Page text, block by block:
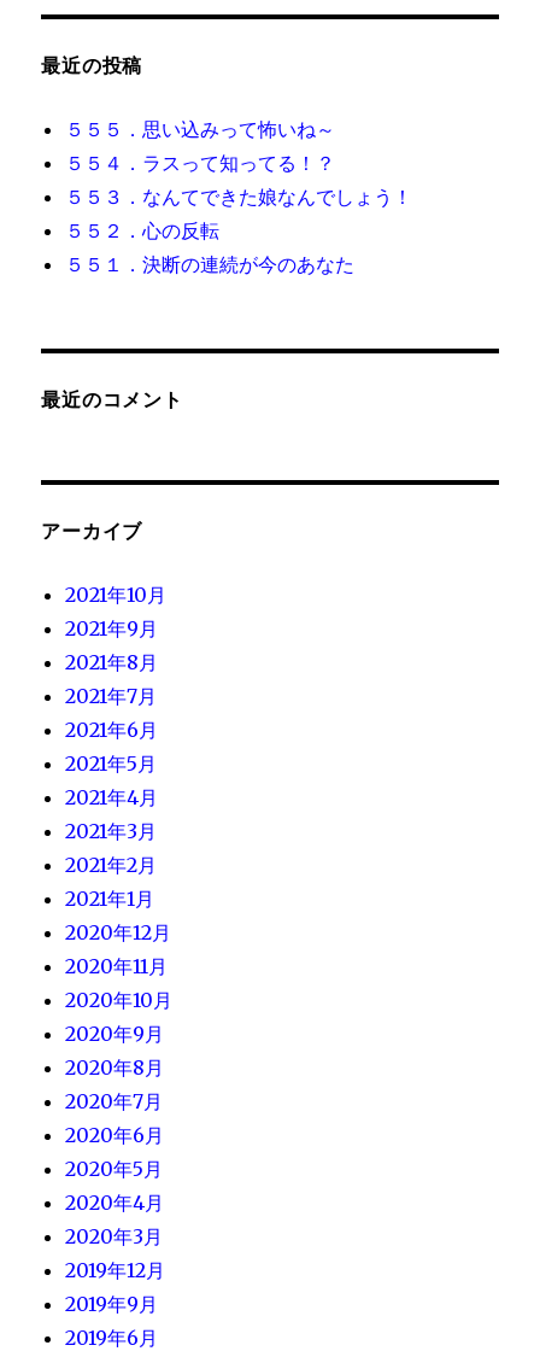
最近の投稿
５５５．思い込みって怖いね～
５５４．ラスって知ってる！？
５５３．なんてできた娘なんでしょう！
５５２．心の反転
５５１．決断の連続が今のあなた
最近のコメント
アーカイブ
2021年10月
2021年9月
2021年8月
2021年7月
2021年6月
2021年5月
2021年4月
2021年3月
2021年2月
2021年1月
2020年12月
2020年11月
2020年10月
2020年9月
2020年8月
2020年7月
2020年6月
2020年5月
2020年4月
2020年3月
2019年12月
2019年9月
2019年6月